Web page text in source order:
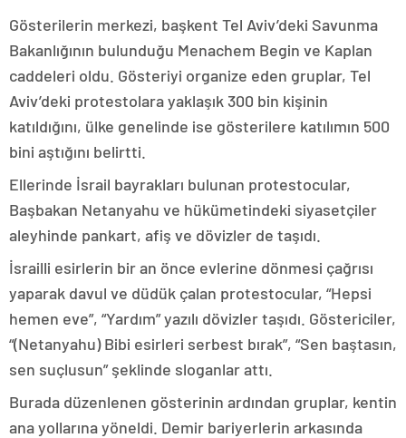
Gösterilerin merkezi, başkent Tel Aviv’deki Savunma
Bakanlığının bulunduğu Menachem Begin ve Kaplan
caddeleri oldu. Gösteriyi organize eden gruplar, Tel
Aviv’deki protestolara yaklaşık 300 bin kişinin
katıldığını, ülke genelinde ise gösterilere katılımın 500
bini aştığını belirtti.
Ellerinde İsrail bayrakları bulunan protestocular,
Başbakan Netanyahu ve hükümetindeki siyasetçiler
aleyhinde pankart, afiş ve dövizler de taşıdı.
İsrailli esirlerin bir an önce evlerine dönmesi çağrısı
yaparak davul ve düdük çalan protestocular, “Hepsi
hemen eve”, “Yardım” yazılı dövizler taşıdı. Göstericiler,
“(Netanyahu) Bibi esirleri serbest bırak”, “Sen baştasın,
sen suçlusun” şeklinde sloganlar attı.
Burada düzenlenen gösterinin ardından gruplar, kentin
ana yollarına yöneldi. Demir bariyerlerin arkasında